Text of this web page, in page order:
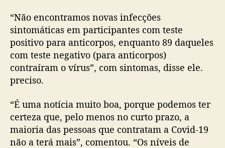
“Não encontramos novas infecções
sintomáticas em participantes com teste
positivo para anticorpos, enquanto 89 daqueles
com teste negativo (para anticorpos)
contraíram o vírus”, com sintomas, disse ele.
preciso.
“É uma notícia muito boa, porque podemos ter
certeza que, pelo menos no curto prazo, a
maioria das pessoas que contratam a Covid-19
não a terá mais”, comentou. “Os níveis de